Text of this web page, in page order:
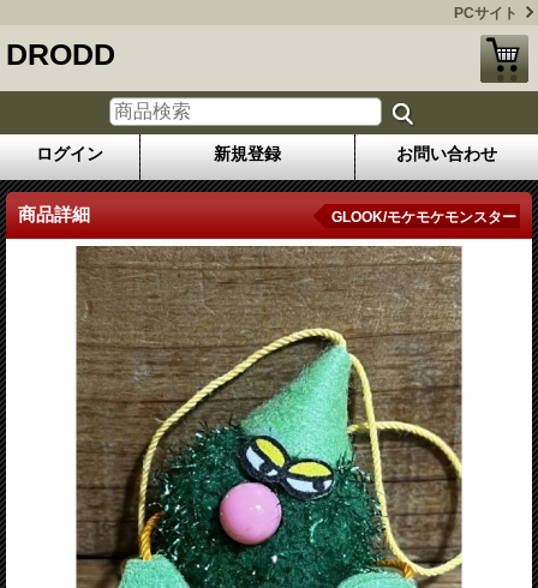
PCサイト
DRODD
ログイン 新規登録 お問い合わせ
商品詳細 GLOOK/モケモケモンスター